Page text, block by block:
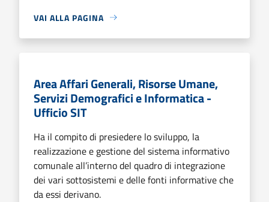
VAI ALLA PAGINA
Area Affari Generali, Risorse Umane,
Servizi Demografici e Informatica -
Ufficio SIT
Ha il compito di presiedere lo sviluppo, la
realizzazione e gestione del sistema informativo
comunale all’interno del quadro di integrazione
dei vari sottosistemi e delle fonti informative che
da essi derivano.